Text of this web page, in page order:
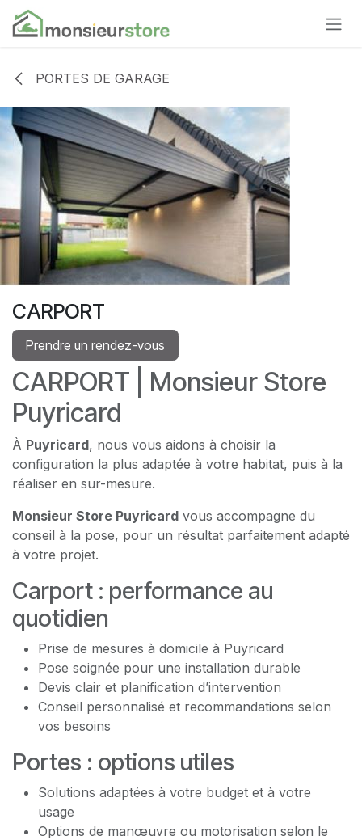
Se rendre au contenu
PORTES DE GARAGE
CARPORT
Prendre un rendez-vous
CARPORT | Monsieur Store
Puyricard
À Puyricard, nous vous aidons à choisir la
configuration la plus adaptée à votre habitat, puis à la
réaliser en sur-mesure.
Monsieur Store Puyricard vous accompagne du
conseil à la pose, pour un résultat parfaitement adapté
à votre projet.
Carport : performance au
quotidien
Prise de mesures à domicile à Puyricard
Pose soignée pour une installation durable
Devis clair et planification d’intervention
Conseil personnalisé et recommandations selon
vos besoins
Portes : options utiles
Solutions adaptées à votre budget et à votre
usage
Options de manœuvre ou motorisation selon le